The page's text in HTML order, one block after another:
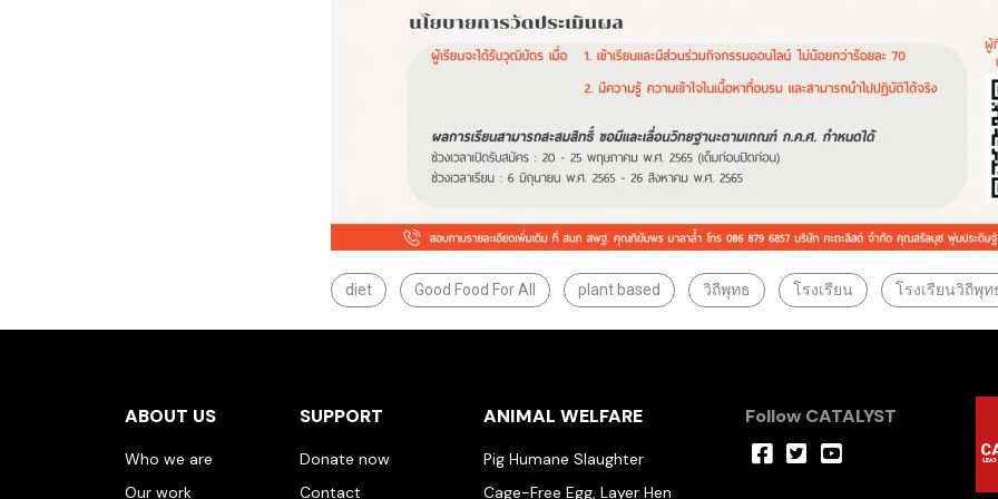
diet Good Food For All plant based วิถีพุทธ โรงเรียน โรงเรียนวิถีพุท
ABOUT US
Who we are
Our work
SUPPORT
Donate now
Contact
ANIMAL WELFARE
Pig Humane Slaughter
Cage-Free Egg, Layer Hen
Follow CATALYST